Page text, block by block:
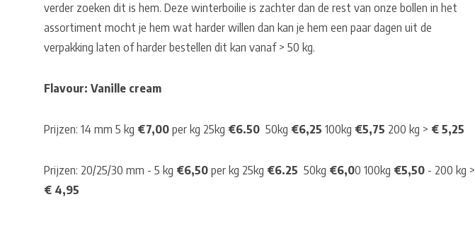
verder zoeken dit is hem. Deze winterboilie is zachter dan de rest van onze bollen in het
assortiment mocht je hem wat harder willen dan kan je hem een paar dagen uit de
verpakking laten of harder bestellen dit kan vanaf > 50 kg.
Flavour: Vanille cream
Prijzen: 14 mm 5 kg €7,00 per kg 25kg €6.50 50kg €6,25 100kg €5,75 200 kg > € 5,25
Prijzen: 20/25/30 mm - 5 kg €6,50 per kg 25kg €6.25 50kg €6,00 100kg €5,50 - 200 kg >
€ 4,95